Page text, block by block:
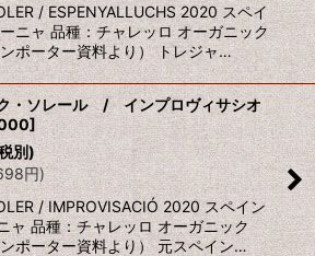
/ ESPENYALLUCHS 2020 スペイ
ニャ 品種：チャレッロ オーガニック
ポーター資料より） トレジャ…
・ソレール / インプロヴィサシオ
]
別)
円)
/ IMPROVISACIÓ 2020 スペイン
ャ 品種：チャレッロ オーガニック
ポーター資料より） 元スペイン…